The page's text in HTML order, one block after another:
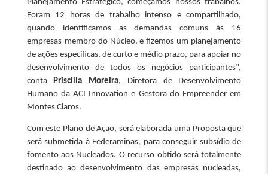
Planejamento Estratégico, começamos nossos trabalhos.
Foram 12 horas de trabalho intenso e compartilhado,
quando identificamos as demandas comuns às 16
empresas-membro do Núcleo, e fizemos um planejamento
de ações específicas, de curto e médio prazo, para apoiar no
desenvolvimento de todos os negócios participantes”,
contaPriscilla Moreira, Diretora de Desenvolvimento
Humano da ACI Innovation e Gestora do Empreender em
Montes Claros.
Com este Plano de Ação, será elaborada uma Proposta que
será submetida à Federaminas, para conseguir subsídio de
fomento aos Nucleados. O recurso obtido será totalmente
destinado ao desenvolvimento das empresas nucleadas,